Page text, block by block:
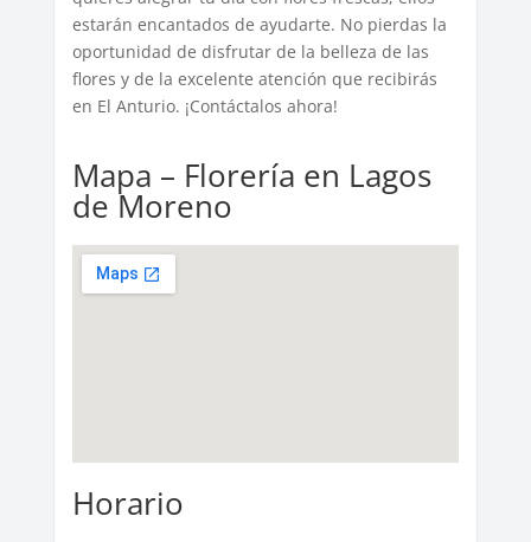
estarán encantados de ayudarte. No pierdas la
oportunidad de disfrutar de la belleza de las
flores y de la excelente atención que recibirás
en El Anturio. ¡Contáctalos ahora!
Mapa – Florería en Lagos
de Moreno
Horario